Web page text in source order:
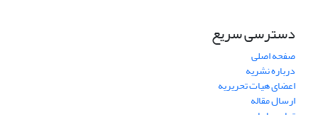
دسترسی سریع
صفحه اصلی
درباره نشریه
اعضای هیات تحریریه
ارسال مقاله